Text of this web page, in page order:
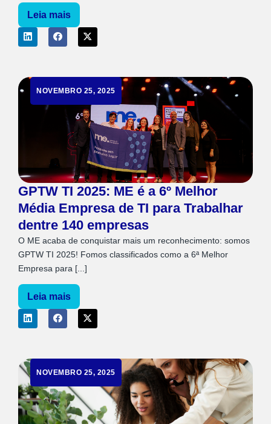
Leia mais
NOVEMBRO 25, 2025
GPTW TI 2025: ME é a 6º Melhor
Média Empresa de TI para Trabalhar
dentre 140 empresas
O ME acaba de conquistar mais um reconhecimento: somos
GPTW TI 2025! Fomos classificados como a 6ª Melhor
Empresa para [...]
Leia mais
NOVEMBRO 25, 2025